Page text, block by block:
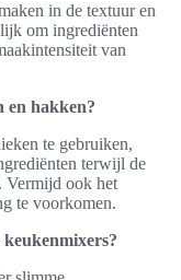
in de textuur en
om ingrediënten
van
en hakken?
te gebruiken,
terwijl de
Vermijd ook het
te voorkomen.